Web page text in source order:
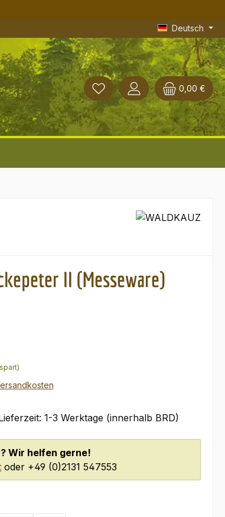
Deutsch
0,00 €
II (Messeware)
1-3 Werktage (innerhalb BRD)
Wir helfen gerne!
oder +49 (0)2131 547553